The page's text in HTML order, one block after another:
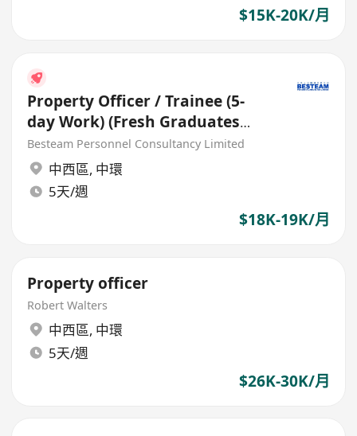
$15K-20K/月
Property Officer / Trainee (5-
day Work) (Fresh Graduates
Welcome) 18K - 19K
Besteam Personnel Consultancy Limited
中西區, 中環
5天/週
$18K-19K/月
Property officer
Robert Walters
中西區, 中環
5天/週
$26K-30K/月